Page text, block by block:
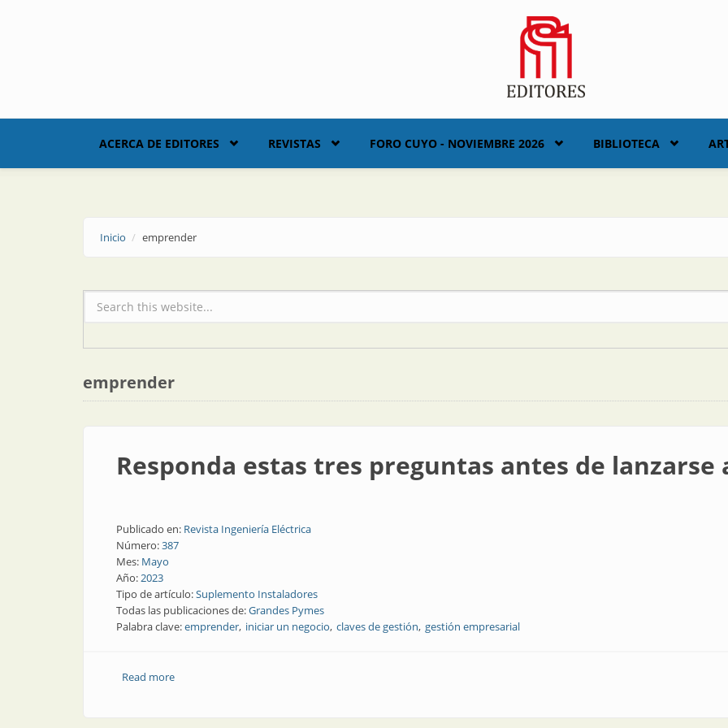
ACERCA DE EDITORES REVISTAS FORO CUYO - NOVIEMBRE 2026 BIBLIOTECA
Inicio emprender
Formulario de búsqueda
emprender
Responda estas tres preguntas antes de lanzarse
Publicado en: Revista Ingeniería Eléctrica
Número:387
Mes: Mayo
Año:2023
Tipo de artículo:Suplemento Instaladores
Todas las publicaciones de:Grandes Pymes
Palabra clave:emprender iniciar un negocio claves de gestión gestión empresarial
Read moreabout Responda estas tres preguntas antes de lanzarse a emprender